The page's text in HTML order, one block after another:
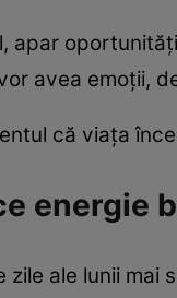
apar
avea emoții,
că viața
energie
zile ale lunii